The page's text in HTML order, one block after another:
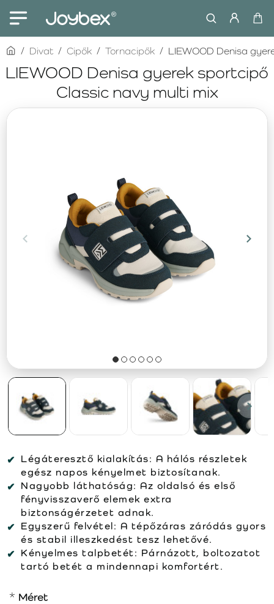
LIEWOOD Denisa gyerek sportcipő
Classic navy multi mix
homeDivat Cipők Tornacipők LIEWOOD Denisa
Légáteresztő kialakítás: A hálós részletek
egész napos kényelmet biztosítanak.
Nagyobb láthatóság: Az oldalsó és első
fényvisszaverő elemek extra
biztonságérzetet adnak.
Egyszerű felvétel: A tépőzáras záródás gyors
és stabil illeszkedést tesz lehetővé.
Kényelmes talpbetét: Párnázott, boltozatot
tartó betét a mindennapi komfortért.
Méret